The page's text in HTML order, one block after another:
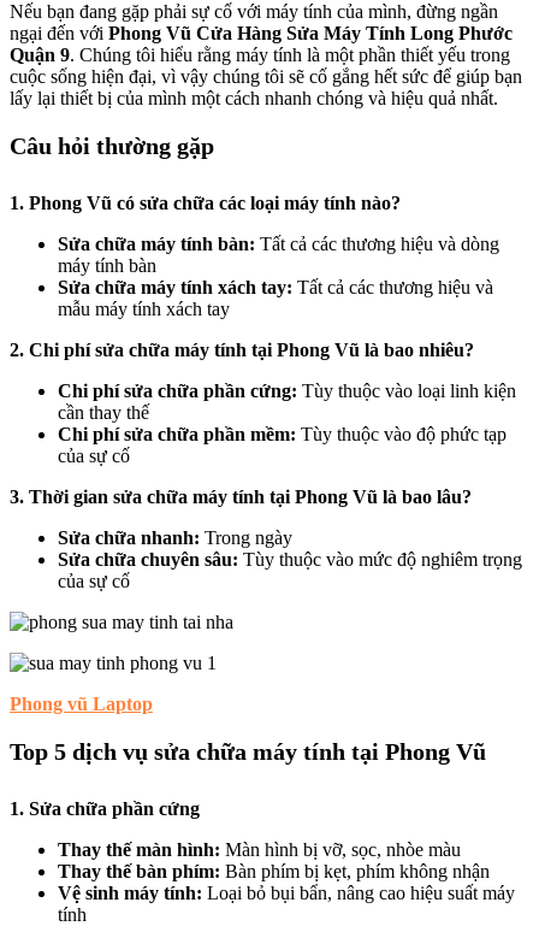
Nếu bạn đang gặp phải sự cố với máy tính của mình, đừng ngần
ngại đến với Phong Vũ Cửa Hàng Sửa Máy Tính Long Phước
Quận 9. Chúng tôi hiểu rằng máy tính là một phần thiết yếu trong
cuộc sống hiện đại, vì vậy chúng tôi sẽ cố gắng hết sức để giúp bạn
lấy lại thiết bị của mình một cách nhanh chóng và hiệu quả nhất.
Câu hỏi thường gặp
1. Phong Vũ có sửa chữa các loại máy tính nào?
Sửa chữa máy tính bàn: Tất cả các thương hiệu và dòng
máy tính bàn
Sửa chữa máy tính xách tay: Tất cả các thương hiệu và
mẫu máy tính xách tay
2. Chi phí sửa chữa máy tính tại Phong Vũ là bao nhiêu?
Chi phí sửa chữa phần cứng: Tùy thuộc vào loại linh kiện
cần thay thế
Chi phí sửa chữa phần mềm: Tùy thuộc vào độ phức tạp
của sự cố
3. Thời gian sửa chữa máy tính tại Phong Vũ là bao lâu?
Sửa chữa nhanh: Trong ngày
Sửa chữa chuyên sâu: Tùy thuộc vào mức độ nghiêm trọng
của sự cố
Phong vũ Laptop
Top 5 dịch vụ sửa chữa máy tính tại Phong Vũ
1. Sửa chữa phần cứng
Thay thế màn hình: Màn hình bị vỡ, sọc, nhòe màu
Thay thế bàn phím: Bàn phím bị kẹt, phím không nhận
Vệ sinh máy tính: Loại bỏ bụi bẩn, nâng cao hiệu suất máy
tính